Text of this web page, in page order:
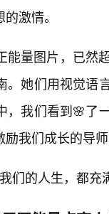
激情。
能量图片，已然
她们用视觉语
我们看到🌸了
我们成长的导
们的人生，都充